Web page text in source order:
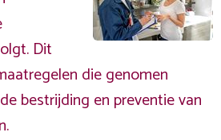
Dit
die genomen
bestrijding en preventie van